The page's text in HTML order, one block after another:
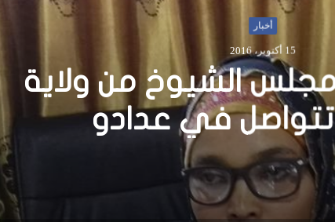
29 يناير، 2020
العربي يؤكد على حق
في إقامة دولته
مدينة القدس
الشرقية